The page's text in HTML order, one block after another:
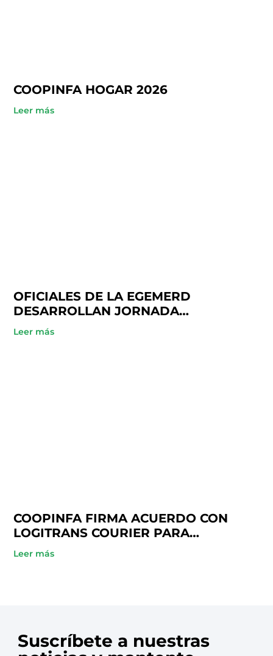
COOPINFA HOGAR 2026
Leer más
OFICIALES DE LA EGEMERD
DESARROLLAN JORNADA
ACADÉMICA EN COOPINFA
Leer más
COOPINFA FIRMA ACUERDO CON
LOGITRANS COURIER PARA
BENEFICIO DE SUS SOCIOS
Leer más
Suscríbete a nuestras